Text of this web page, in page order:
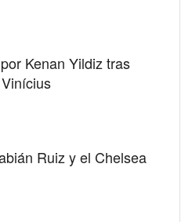
Kenan Yildiz tras
Ruiz y el Chelsea